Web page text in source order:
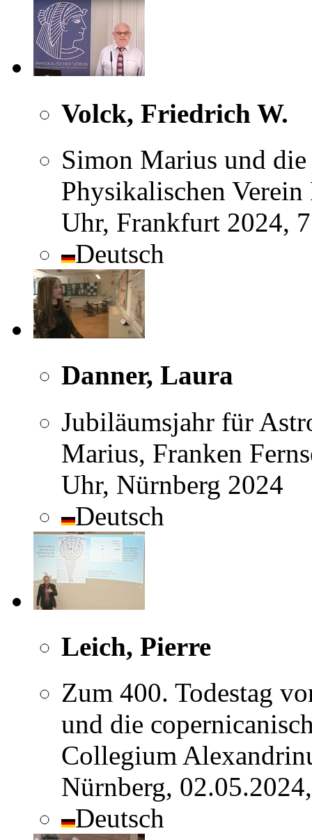
Volck, Friedrich W.
Simon Marius und
Physikalischen
Uhr, Frankfurt 2024,
Deutsch
Danner, Laura
Jubiläumsjahr für
Marius, Franken
Uhr, Nürnberg 2024
Deutsch
Leich, Pierre
Zum 400. Todestag
und die
Collegium
Nürnberg,
Deutsch